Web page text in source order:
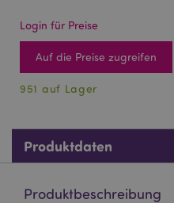
Login für Preise
Auf die Preise zugreifen
951 auf Lager
Produktdaten
Produktbeschreibung